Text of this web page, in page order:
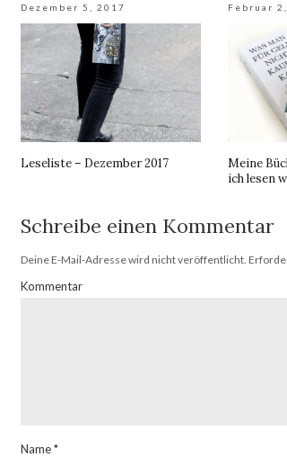
Dezember 5, 2017
Leseliste – Dezember 2017
Februar
Meine
ich lesen
Schreibe einen Kommentar
Deine E-Mail-Adresse wird nicht veröffentlicht.
Kommentar
Name*